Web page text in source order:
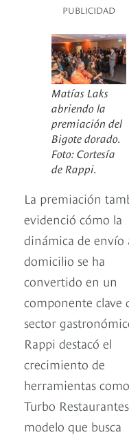
PUBLICIDAD
Matías Laks
abriendo la
premiación del
Bigote dorado.
Foto: Cortesía
de Rappi.
La premiación
evidenció cómo la
dinámica de envío
domicilio se ha
convertido en un
componente clave
sector
Rappi destacó el
crecimiento de
herramientas como
Turbo
modelo que busca